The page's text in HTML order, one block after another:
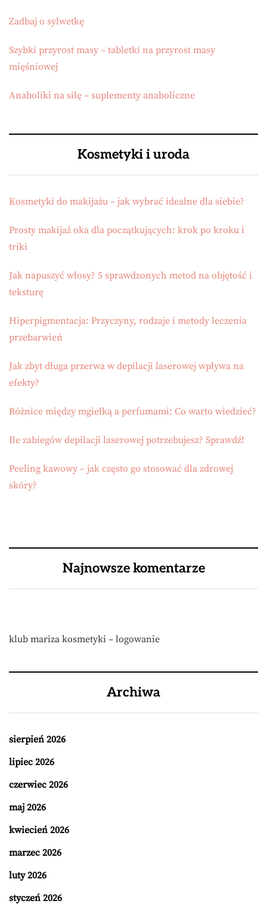
Zadbaj o sylwetkę
Szybki przyrost masy – tabletki na przyrost masy
mięśniowej
Anaboliki na siłę – suplementy anaboliczne
Kosmetyki i uroda
Kosmetyki do makijażu – jak wybrać idealne dla siebie?
Prosty makijaż oka dla początkujących: krok po kroku i
triki
Jak napuszyć włosy? 5 sprawdzonych metod na objętość i
teksturę
Hiperpigmentacja: Przyczyny, rodzaje i metody leczenia
przebarwień
Jak zbyt długa przerwa w depilacji laserowej wpływa na
efekty?
Różnice między mgiełką a perfumami: Co warto wiedzieć?
Ile zabiegów depilacji laserowej potrzebujesz? Sprawdź!
Peeling kawowy – jak często go stosować dla zdrowej
skóry?
Najnowsze komentarze
klub mariza kosmetyki – logowanie
Archiwa
sierpień 2026
lipiec 2026
czerwiec 2026
maj 2026
kwiecień 2026
marzec 2026
luty 2026
styczeń 2026